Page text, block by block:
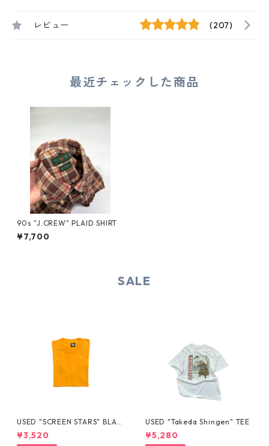
レビュー (207)
最近チェックした商品
90s "J.CREW" PLAID SHIRT
¥7,700
SALE
USED "SCREEN STARS" BLAN
K TEE
¥3,520
USED "Takeda Shingen" TEE
¥5,280